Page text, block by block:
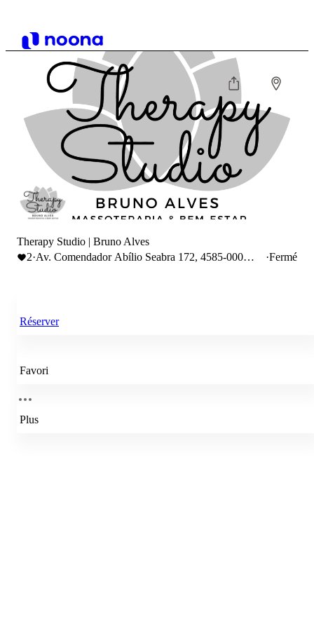
Therapy Studio | Bruno Alves
2·Av. Comendador Abílio Seabra 172, 4585-000
·Fermé
Réserver
Favori
Plus